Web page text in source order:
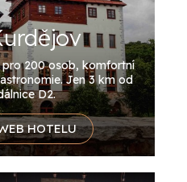
200 osob, komfortní
Jen 3 km od
D2.
HOTELU